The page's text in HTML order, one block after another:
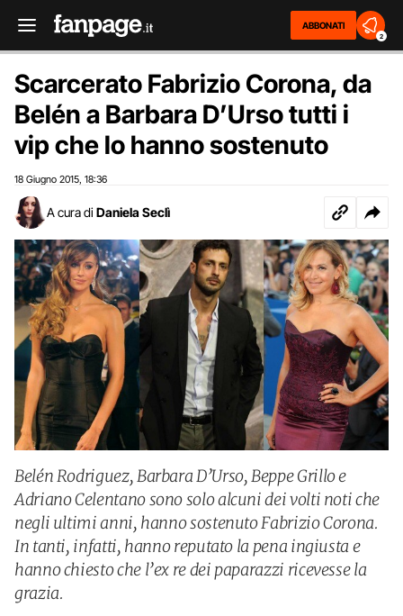
ABBONATI
2
Scarcerato Fabrizio Corona, da
Belén a Barbara D’Urso tutti i
vip che lo hanno sostenuto
18 Giugno 2015 18:36
A cura di Daniela Seclì
Belén Rodriguez, Barbara D’Urso, Beppe Grillo e
Adriano Celentano sono solo alcuni dei volti noti che
negli ultimi anni, hanno sostenuto Fabrizio Corona.
In tanti, infatti, hanno reputato la pena ingiusta e
hanno chiesto che l’ex re dei paparazzi ricevesse la
grazia.